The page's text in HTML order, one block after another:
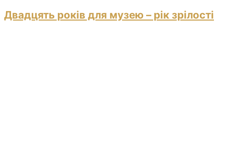
Двадцять років для музею – рік зрілості